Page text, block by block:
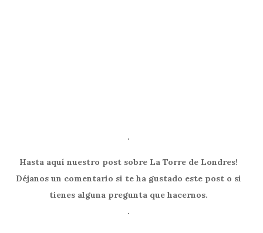
.
Hasta aquí nuestro post sobre La Torre de Londres!
Déjanos un comentario si te ha gustado este post o si
tienes alguna pregunta que hacernos.
.